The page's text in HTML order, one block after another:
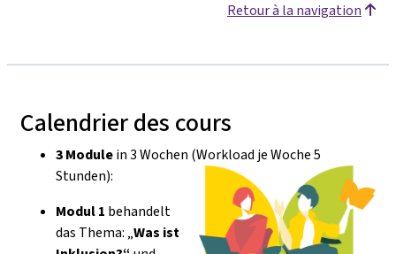
Retour à la navigation
Calendrier des cours
3 Modulein 3 Wochen (Workload je Woche 5
Stunden):
Modul 1 behandelt
das Thema: „Was ist